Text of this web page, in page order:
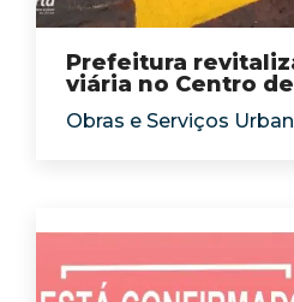
Prefeitura
viária no Centro
Obras e Serviços